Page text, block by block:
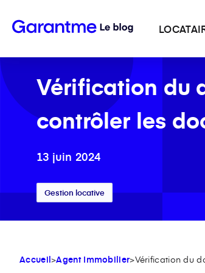
Vérification du
contrôler les
13 juin 2024
Gestion locative
Accueil>Agent Immobilier>Vérification du